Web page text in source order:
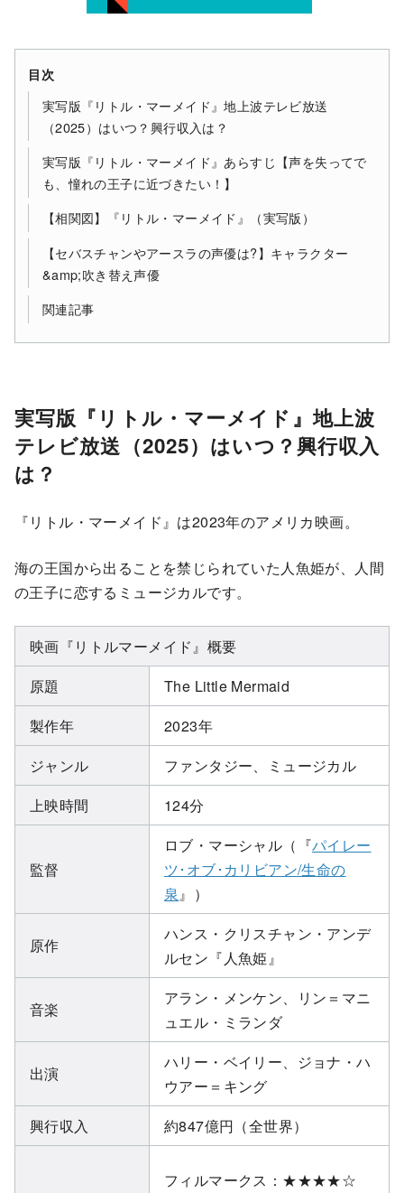
目次
実写版『リトル・マーメイド』地上波テレビ放送
（2025）はいつ？興行収入は？
実写版『リトル・マーメイド』あらすじ【声を失ってで
も、憧れの王子に近づきたい！】
【相関図】『リトル・マーメイド』（実写版）
【セバスチャンやアースラの声優は?】キャラクター
&amp;吹き替え声優
関連記事
実写版『リトル・マーメイド』地上波
テレビ放送（2025）はいつ？興行収入
は？
『リトル・マーメイド』は2023年のアメリカ映画。
海の王国から出ることを禁じられていた人魚姫が、人間
の王子に恋するミュージカルです。
映画『リトルマーメイド』概要
原題
The Little Mermaid
製作年
2023年
ジャンル
ファンタジー、ミュージカル
上映時間
124分
監督
ロブ・マーシャル（『パイレー
ツ･オブ･カリビアン/生命の
泉』）
原作
ハンス・クリスチャン・アンデ
ルセン『人魚姫』
音楽
アラン・メンケン、リン＝マニ
ュエル・ミランダ
出演
ハリー・ベイリー、ジョナ・ハ
ウアー＝キング
興行収入
約847億円（全世界）
フィルマークス：★★★★☆